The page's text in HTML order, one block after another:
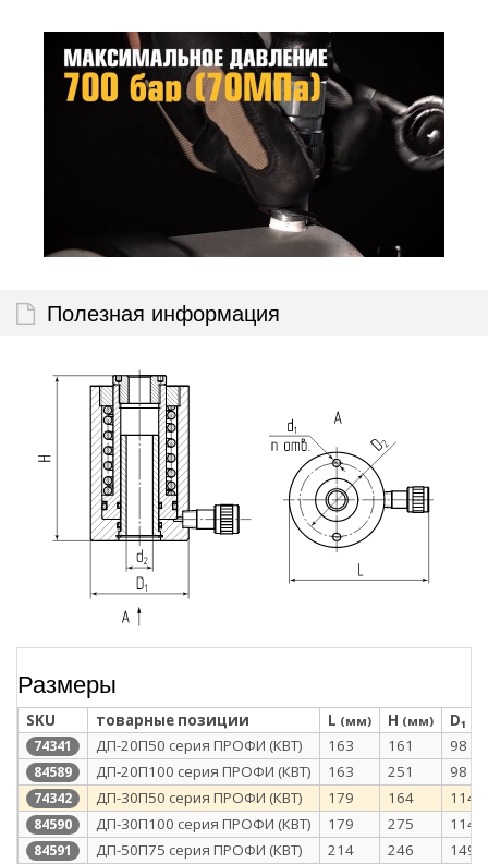
Полезная информация
Размеры
SKU товарные позиции L (мм) H (мм) D₁
74341 ДП-20П50 серия ПРОФИ (КВТ) 163 161 98
84589 ДП-20П100 серия ПРОФИ (КВТ) 163 251 98
74342 ДП-30П50 серия ПРОФИ (КВТ) 179 164 114
84590 ДП-30П100 серия ПРОФИ (КВТ) 179 275 114
84591 ДП-50П75 серия ПРОФИ (КВТ) 214 246 149